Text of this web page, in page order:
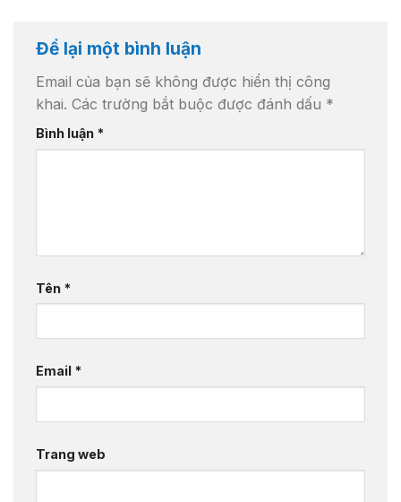
Để lại một bình luận
Email của bạn sẽ không được hiển thị công
khai. Các trường bắt buộc được đánh dấu *
Bình luận *
Tên *
Email *
Trang web